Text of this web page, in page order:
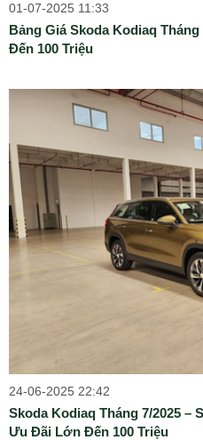
01-07-2025 11:33
Bảng Giá Skoda Kodiaq
Đến 100 Triệu
24-06-2025 22:42
Skoda Kodiaq Tháng 7/2025 –
Ưu Đãi Lớn Đến 100 Triệu